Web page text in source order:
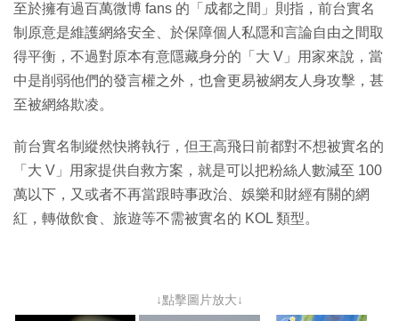
至於擁有過百萬微博 fans 的「成都之間」則指，前台實名
制原意是維護網絡安全、於保障個人私隱和言論自由之間取
得平衡，不過對原本有意隱藏身分的「大 V」用家來說，當
中是削弱他們的發言權之外，也會更易被網友人身攻擊，甚
至被網絡欺凌。
前台實名制縱然快將執行，但王高飛日前都對不想被實名的
「大 V」用家提供自救方案，就是可以把粉絲人數減至 100
萬以下，又或者不再當跟時事政治、娛樂和財經有關的網
紅，轉做飲食、旅遊等不需被實名的 KOL 類型。
↓點擊圖片放大↓